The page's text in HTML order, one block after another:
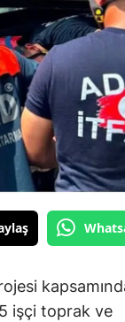
işçi toprak ve